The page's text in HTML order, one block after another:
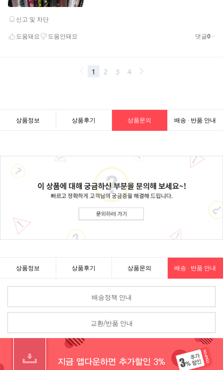
상품정보 상품후기 상품문의 배송 · 반품 안내
상품정보 상품후기 상품문의 배송 · 반품 안내
배송정책 안내
교환/반품 안내